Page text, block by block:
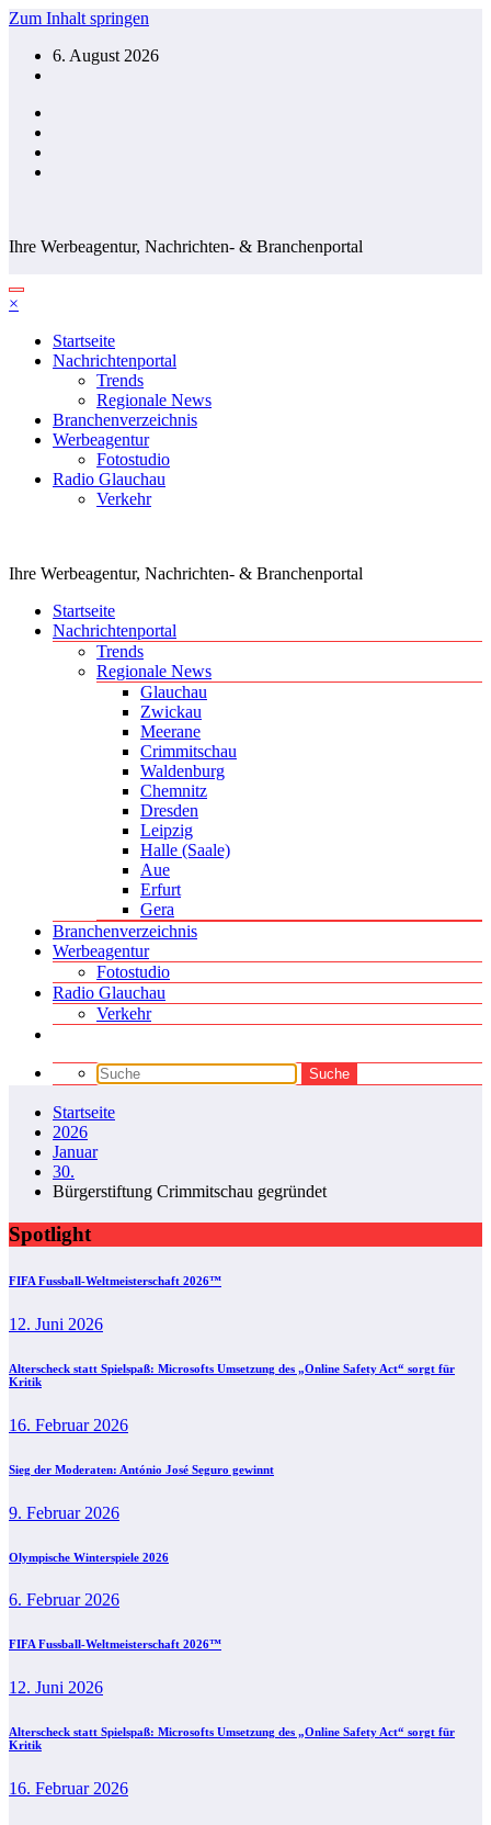
Zum Inhalt springen
6. August 2026
Ihre Werbeagentur, Nachrichten- & Branchenportal
×
Startseite
Nachrichtenportal
Trends
Regionale News
Branchenverzeichnis
Werbeagentur
Fotostudio
Radio Glauchau
Verkehr
Ihre Werbeagentur, Nachrichten- & Branchenportal
Startseite
Nachrichtenportal
Trends
Regionale News
Glauchau
Zwickau
Meerane
Crimmitschau
Waldenburg
Chemnitz
Dresden
Leipzig
Halle (Saale)
Aue
Erfurt
Gera
Branchenverzeichnis
Werbeagentur
Fotostudio
Radio Glauchau
Verkehr
Startseite
2026
Januar
30.
Bürgerstiftung Crimmitschau gegründet
Spotlight
FIFA Fussball-Weltmeisterschaft 2026™
12. Juni 2026
Alterscheck statt Spielspaß: Microsofts Umsetzung des „Online Safety Act“ sorgt für
Kritik
16. Februar 2026
Sieg der Moderaten: António José Seguro gewinnt
9. Februar 2026
Olympische Winterspiele 2026
6. Februar 2026
FIFA Fussball-Weltmeisterschaft 2026™
12. Juni 2026
Alterscheck statt Spielspaß: Microsofts Umsetzung des „Online Safety Act“ sorgt für
Kritik
16. Februar 2026